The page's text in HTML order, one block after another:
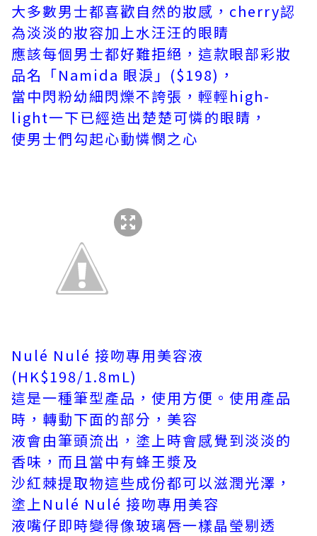
大多數男士都喜歡自然的妝感，cherry認
為淡淡的妝容加上水汪汪的眼睛
應該每個男士都好難拒絕，這款眼部彩妝
品名「Namida 眼淚」($198)，
當中閃粉幼細閃爍不誇張，輕輕high-
light一下已經造出楚楚可憐的眼睛，
使男士們勾起心動憐憫之心
Nulé Nulé 接吻專用美容液
(HK$198/1.8mL)
這是一種筆型產品，使用方便。使用產品
時，轉動下面的部分，美容
液會由筆頭流出，塗上時會感覺到淡淡的
香味，而且當中有蜂王漿及
沙紅棘提取物這些成份都可以滋潤光澤，
塗上Nulé Nulé 接吻專用美容
液嘴仔即時變得像玻璃唇一樣晶瑩剔透